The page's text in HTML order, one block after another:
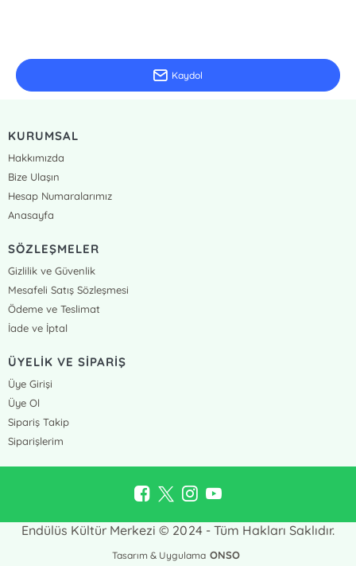
Kaydol
KURUMSAL
Hakkımızda
Bize Ulaşın
Hesap Numaralarımız
Anasayfa
SÖZLEŞMELER
Gizlilik ve Güvenlik
Mesafeli Satış Sözleşmesi
Ödeme ve Teslimat
İade ve İptal
ÜYELİK VE SİPARİŞ
Üye Girişi
Üye Ol
Sipariş Takip
Siparişlerim
Endülüs Kültür Merkezi © 2024 - Tüm Hakları Saklıdır.
Tasarım & Uygulama ONSO